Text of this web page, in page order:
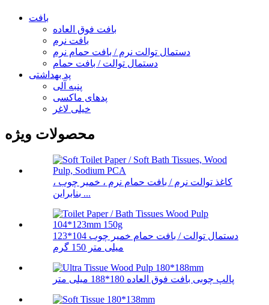
بافت
بافت فوق العاده
بافت نرم
دستمال توالت نرم / بافت حمام نرم
دستمال توالت / بافت حمام
پد بهداشتی
پنبه آلی
پدهای ماکسی
خیلی لاغر
محصولات ویژه
کاغذ توالت نرم / بافت حمام نرم ، خمیر چوب ،
بنابراین ...
دستمال توالت / بافت حمام خمیر چوب 104*123
میلی متر 150 گرم
پالپ چوبی بافت فوق العاده 180*188 میلی متر